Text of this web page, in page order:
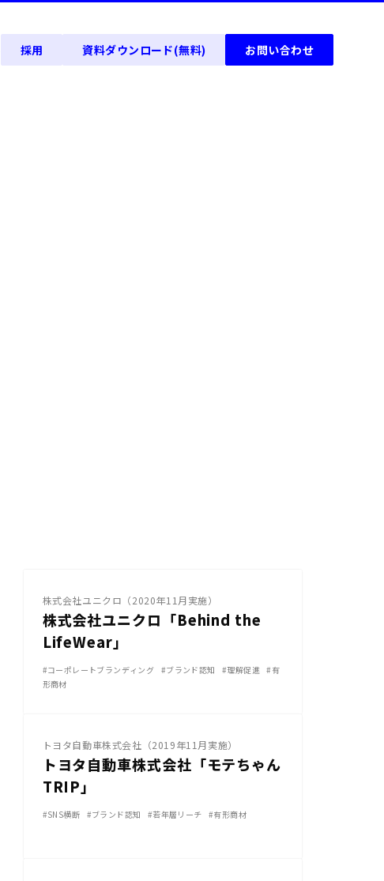
採用 資料ダウンロード(無料) お問い合わせ
株式会社ユニクロ（2020年11月実施）
株式会社ユニクロ「Behind the
LifeWear」
#コーポレートブランディング #ブランド認知 #理解促進 #有
形商材
トヨタ自動車株式会社（2019年11月実施）
トヨタ自動車株式会社「モテちゃん
TRIP」
#SNS横断 #ブランド認知 #若年層リーチ #有形商材